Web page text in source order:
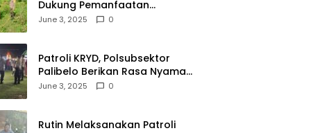
Dukung Pemanfaatan
Pekarangan untuk Ketahanan
June 3, 2025 0
Patroli KRYD, Polsubsektor
Palibelo Berikan Rasa Nyaman
Bagi Masyarakat dan
June 3, 2025 0
Rutin Melaksanakan Patroli